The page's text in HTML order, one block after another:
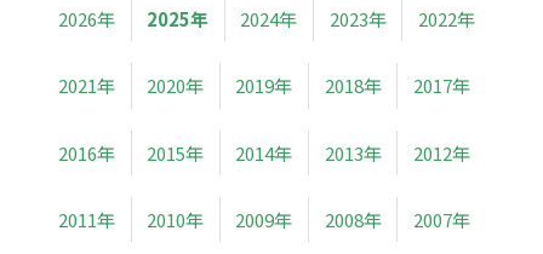
2026年 2025年 2024年 2023年 2022年
2021年 2020年 2019年 2018年 2017年
2016年 2015年 2014年 2013年 2012年
2011年 2010年 2009年 2008年 2007年